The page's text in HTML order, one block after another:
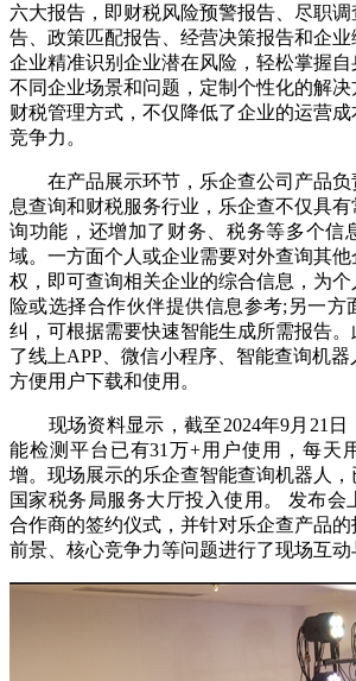
六大报告，即财税风险预警报告、尽职
告、政策匹配报告、经营决策报告和企
企业精准识别企业潜在风险，轻松掌握
不同企业场景和问题，定制个性化的解
财税管理方式，不仅降低了企业的运营
竞争力。
在产品展示环节，乐企查公司产品负
息查询和财税服务行业，乐企查不仅具
询功能，还增加了财务、税务等多个信
域。一方面个人或企业需要对外查询其
权，即可查询相关企业的综合信息，为
险或选择合作伙伴提供信息参考;另一方
纠，可根据需要快速智能生成所需报告
了线上APP、微信小程序、智能查询机器
方便用户下载和使用。
现场资料显示，截至2024年9月21日
能检测平台已有31万+用户使用，每天
增。现场展示的乐企查智能查询机器人
国家税务局服务大厅投入使用。 发布会
合作商的签约仪式，并针对乐企查产品
前景、核心竞争力等问题进行了现场互动